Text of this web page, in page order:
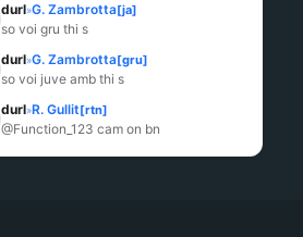
thành 1 cú d...
durl»G. Zambrotta[ja]
so voi gru thi s
durl»G. Zambrotta[gru]
so voi juve amb thi s
durl»R. Gullit[rtn]
@Function_123 cam on bn